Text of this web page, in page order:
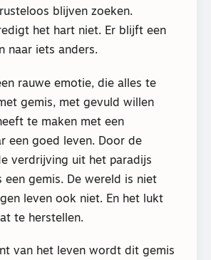
blijven zoeken.
het hart niet. Er blijft een
naar iets anders.
rauwe emotie, die alles te
gemis, met gevuld willen
te maken met een
een goed leven. Door de
verdrijving uit het paradijs
een gemis. De wereld is niet
leven ook niet. En het lukt
te herstellen.
van het leven wordt dit gemis